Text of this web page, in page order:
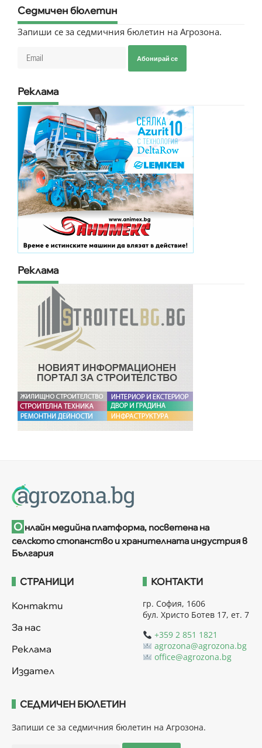
Седмичен бюлетин
Запиши се за седмичния бюлетин на Агрозона.
Абонирай се
Реклама
Реклама
О нлайн медийна платформа, посветена на
селското стопанство и хранителната индустрия в
България
СТРАНИЦИ
Контакти
За нас
Реклама
Издател
КОНТАКТИ
гр. София, 1606
бул. Христо Ботев 17, ет. 7
+359 2 851 1821
agrozona@agrozona.bg
office@agrozona.bg
СЕДМИЧЕН БЮЛЕТИН
Запиши се за седмичния бюлетин на Агрозона.